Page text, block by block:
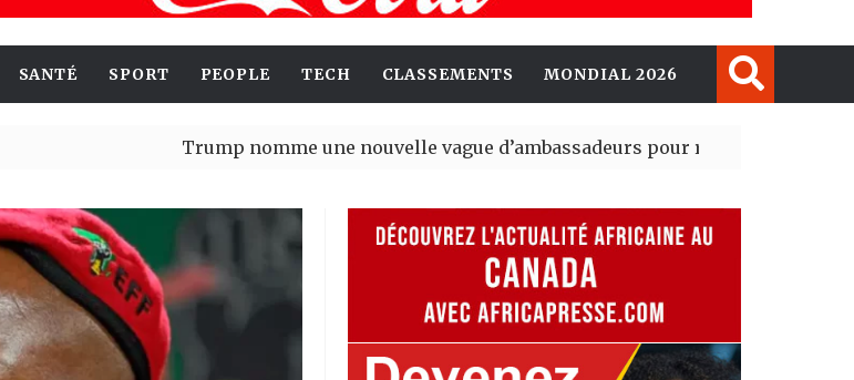
SANTÉ SPORT PEOPLE TECH CLASSEMENTS MONDIAL 2026
Trump nomme une nouvelle vague d’ambassadeurs pour renforcer la présence